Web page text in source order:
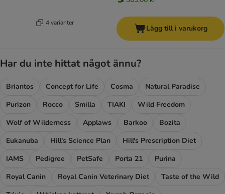
4 varianter
Lägg till i varukorg
Har du inte hittat något ännu?
Briantos Concept for Life Cosma
Natural Paradise
Purizon
Rocco Smilla TIAKI
Wild Freedom
Wolf of Wilderness
Applaws Barkoo
Bozita
Eukanuba
Hill's Science Plan
Hill's Prescription Diet
IAMS
Pedigree PetSafe Porta 21
Purina
Royal Canin
Royal Canin Veterinary Diet
Taste of the Wild